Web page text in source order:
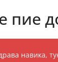
пие
навика,